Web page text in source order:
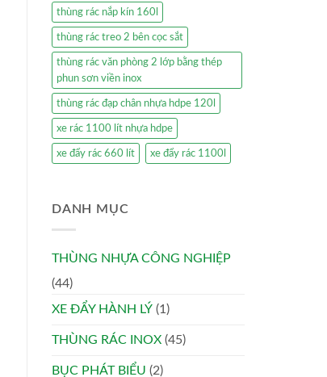
thùng rác nắp kín 160l
thùng rác treo 2 bên cọc sắt
thùng rác văn phòng 2 lớp bằng thép
phun sơn viền inox
thùng rác đạp chân nhựa hdpe 120l
xe rác 1100 lít nhựa hdpe
xe đẩy rác 660 lít xe đẩy rác 1100l
DANH MỤC
THÙNG NHỰA CÔNG NGHIỆP
(44)
XE ĐẨY HÀNH LÝ (1)
THÙNG RÁC INOX (45)
BỤC PHÁT BIỂU (2)